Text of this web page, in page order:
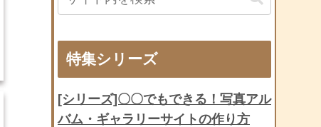
特集シリーズ
[シリーズ]〇〇でもできる！写真アル
バム・ギャラリーサイトの作り方